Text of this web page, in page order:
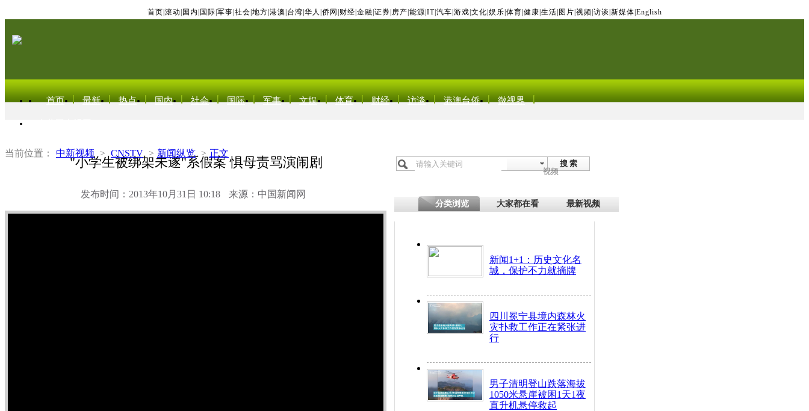
首页 滚动 国内 国际 军事 社会 地方 港澳 台湾 华人 侨网 财经 金融 证券 房产 能源 IT| 汽车 游戏 文化 娱乐 体育 健康 生活 图片 视频 访谈 新媒体 English
首页 最新 热点 国内 社会 国际 军事 文娱 体育 财经 访谈 港澳台侨 微视界
当前位置： 中新视频 > CNSTV > 新闻纵览 > 正文
"小学生被绑架未遂"系假案 惧母责骂演闹剧
发布时间：2013年10月31日 10:18 来源：中国新闻网
搜 索
视频
分类浏览 大家都在看 最新视频
新闻1+1：历史文化名
城，保护不力就摘牌
四川冕宁县境内森林火
灾扑救工作正在紧张进
行
男子清明登山跌落海拔
1050米悬崖被困1天1夜
直升机悬停救起